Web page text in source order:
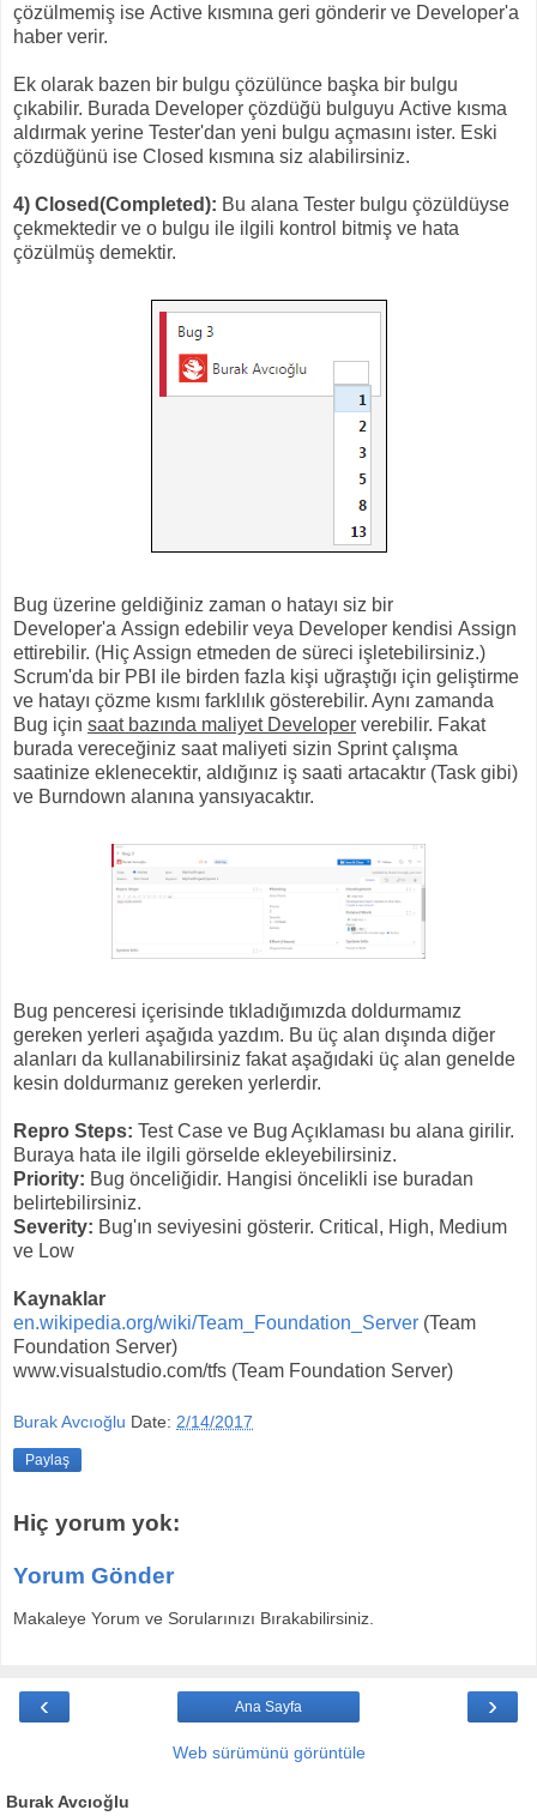
çözülmemiş ise Active kısmına geri gönderir ve Developer'a
haber verir.
Ek olarak bazen bir bulgu çözülünce başka bir bulgu
çıkabilir. Burada Developer çözdüğü bulguyu Active kısma
aldırmak yerine Tester'dan yeni bulgu açmasını ister. Eski
çözdüğünü ise Closed kısmına siz alabilirsiniz.
4) Closed(Completed): Bu alana Tester bulgu çözüldüyse
çekmektedir ve o bulgu ile ilgili kontrol bitmiş ve hata
çözülmüş demektir.
Bug üzerine geldiğiniz zaman o hatayı siz bir
Developer'a Assign edebilir veya Developer kendisi Assign
ettirebilir. (Hiç Assign etmeden de süreci işletebilirsiniz.)
Scrum'da bir PBI ile birden fazla kişi uğraştığı için geliştirme
ve hatayı çözme kısmı farklılık gösterebilir. Aynı zamanda
Bug için saat bazında maliyet Developer verebilir. Fakat
burada vereceğiniz saat maliyeti sizin Sprint çalışma
saatinize eklenecektir, aldığınız iş saati artacaktır (Task gibi)
ve Burndown alanına yansıyacaktır.
Bug penceresi içerisinde tıkladığımızda doldurmamız
gereken yerleri aşağıda yazdım. Bu üç alan dışında diğer
alanları da kullanabilirsiniz fakat aşağıdaki üç alan genelde
kesin doldurmanız gereken yerlerdir.
Repro Steps: Test Case ve Bug Açıklaması bu alana girilir.
Buraya hata ile ilgili görselde ekleyebilirsiniz.
Priority: Bug önceliğidir. Hangisi öncelikli ise buradan
belirtebilirsiniz.
Severity: Bug'ın seviyesini gösterir. Critical, High, Medium
ve Low
Kaynaklar
en.wikipedia.org/wiki/Team_Foundation_Server (Team
Foundation Server)
www.visualstudio.com/tfs (Team Foundation Server)
Burak Avcıoğlu Date: 2/14/2017
Paylaş
Hiç yorum yok:
Yorum Gönder
Makaleye Yorum ve Sorularınızı Bırakabilirsiniz.
‹ ›
Ana Sayfa
Web sürümünü görüntüle
Burak Avcıoğlu